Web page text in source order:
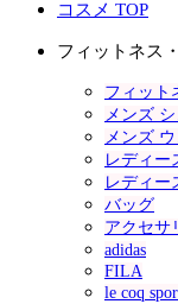
コスメ TOP
フィットネス
フィット
メンズ
メンズ
レディー
レディー
バッグ
アクセサ
adidas
FILA
le coq